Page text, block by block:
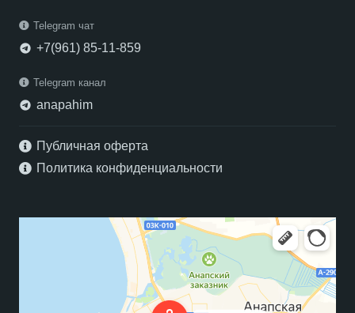
Telegram чат
telegram +7(961) 85-11-859
Telegram канал
telegram anapahim
Публичная оферта
Политика конфиденциальности